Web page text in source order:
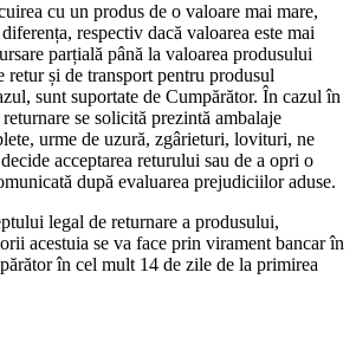
cu un produs de o valoare mai mare,
respectiv dacă valoarea este mai
parțială până la valoarea produsului
și de transport pentru produsul
sunt suportate de Cumpărător. În cazul în
se solicită prezintă ambalaje
urme de uzură, zgârieturi, lovituri, ne
acceptarea returului sau de a opri o
după evaluarea prejudiciilor aduse.
legal de returnare a produsului,
acestuia se va face prin virament bancar în
în cel mult 14 de zile de la primirea